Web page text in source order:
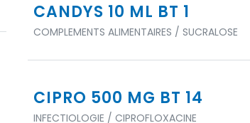
CANDYS 10 ML BT 1
COMPLEMENTS ALIMENTAIRES / SUCRALOSE
CIPRO 500 MG BT 14
INFECTIOLOGIE / CIPROFLOXACINE